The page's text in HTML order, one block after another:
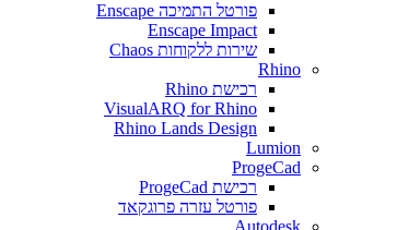
פורטל התמיכה Enscape
Enscape Impact
שירות ללקוחות Chaos
Rhino
רכישת Rhino
VisualARQ for Rhino
Rhino Lands Design
Lumion
ProgeCad
רכישת ProgeCad
פורטל עזרה פרוגקאד
Autodesk